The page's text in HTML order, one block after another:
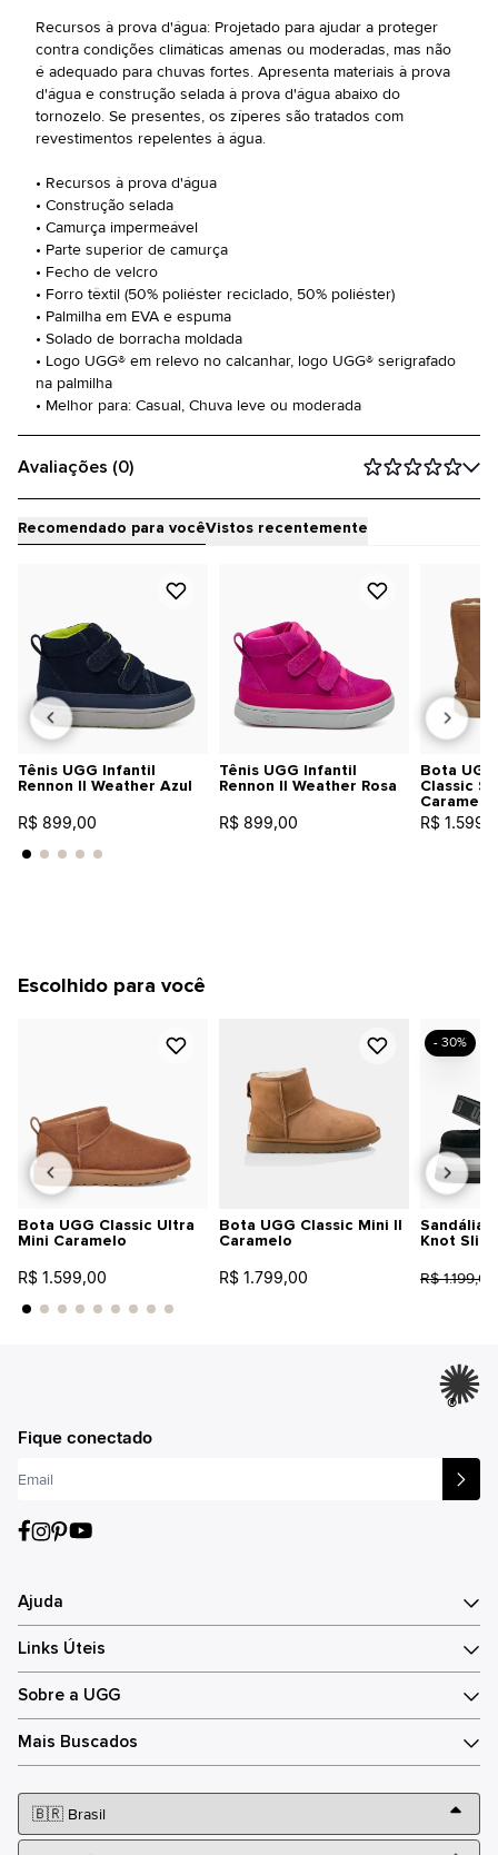
Recursos à prova d'água: Projetado para ajudar a proteger
contra condições climáticas amenas ou moderadas, mas não
é adequado para chuvas fortes. Apresenta materiais à prova
d'água e construção selada à prova d'água abaixo do
tornozelo. Se presentes, os zíperes são tratados com
revestimentos repelentes à água.
• Recursos à prova d'água
• Construção selada
• Camurça impermeável
• Parte superior de camurça
• Fecho de velcro
• Forro têxtil (50% poliéster reciclado, 50% poliéster)
• Palmilha em EVA e espuma
• Solado de borracha moldada
• Logo UGG® em relevo no calcanhar, logo UGG® serigrafado
na palmilha
• Melhor para: Casual, Chuva leve ou moderada
Avaliações (0)
Recomendado para vocêVistos recentemente
Tênis UGG Infantil
Rennon II Weather Azul
R$ 899,00
Tênis UGG Infantil
Rennon II Weather Rosa
R$ 899,00
Bota
Classic
Caramelo
R$
Escolhido para você
Bota UGG Classic Ultra
Mini Caramelo
R$ 1.599,00
Bota UGG Classic Mini II
Caramelo
R$ 1.799,00
Sandália
Knot
R$ 1.199,00
- 30%
®
Fique conectado
Ajuda
Links Úteis
Sobre a UGG
Mais Buscados